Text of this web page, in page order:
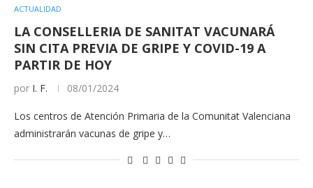
ACTUALIDAD
LA CONSELLERIA DE SANITAT VACUNARÁ
SIN CITA PREVIA DE GRIPE Y COVID-19 A
PARTIR DE HOY
por I. F. 08/01/2024
Los centros de Atención Primaria de la Comunitat Valenciana
administrarán vacunas de gripe y…